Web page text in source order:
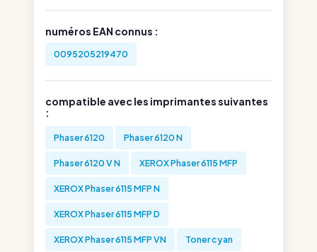
numéros EAN connus :
0095205219470
compatible avec les imprimantes suivantes
:
Phaser 6120 Phaser 6120 N
Phaser 6120 V N XEROX Phaser 6115 MFP
XEROX Phaser 6115 MFP N
XEROX Phaser 6115 MFP D
XEROX Phaser 6115 MFP VN Toner cyan